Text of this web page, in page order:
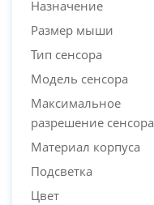
Назначение
Размер мыши
Тип сенсора
Модель сенсора
Максимальное
разрешение сенсора
Материал корпуса
Подсветка
Цвет